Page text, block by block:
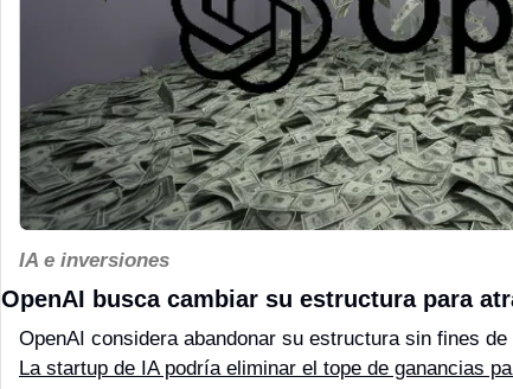
IA e inversiones
OpenAI busca cambiar su estructura para
La startup de IA podría eliminar el tope de ganancias